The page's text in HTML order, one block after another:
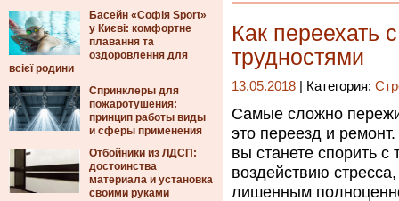
Басейн «Софія Sport»
у Києві: комфортне
плавання та
оздоровлення для
всієї родини
Спринклеры для
пожаротушения:
принцип работы виды
и сферы применения
Отбойники из ЛДСП:
достоинства
материала и установка
своими руками
Как
трудностями
13.05.2018 | Категория:
Самые сложно
это переезд и ремонт.
вы станете спорить
воздействию
лишенным